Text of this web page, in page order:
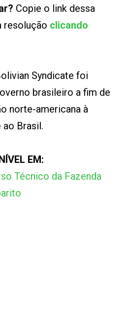
Copie o link dessa
resolução clicando
Syndicate foi
brasileiro a fim de
norte-americana à
ao Brasil.
EM:
Técnico da Fazenda